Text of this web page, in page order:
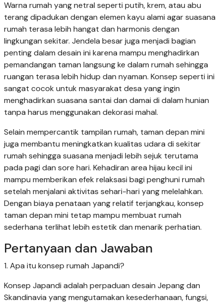
Warna rumah yang netral seperti putih, krem, atau abu
terang dipadukan dengan elemen kayu alami agar suasana
rumah terasa lebih hangat dan harmonis dengan
lingkungan sekitar. Jendela besar juga menjadi bagian
penting dalam desain ini karena mampu menghadirkan
pemandangan taman langsung ke dalam rumah sehingga
ruangan terasa lebih hidup dan nyaman. Konsep seperti ini
sangat cocok untuk masyarakat desa yang ingin
menghadirkan suasana santai dan damai di dalam hunian
tanpa harus menggunakan dekorasi mahal.
Selain mempercantik tampilan rumah, taman depan mini
juga membantu meningkatkan kualitas udara di sekitar
rumah sehingga suasana menjadi lebih sejuk terutama
pada pagi dan sore hari. Kehadiran area hijau kecil ini
mampu memberikan efek relaksasi bagi penghuni rumah
setelah menjalani aktivitas sehari-hari yang melelahkan.
Dengan biaya penataan yang relatif terjangkau, konsep
taman depan mini tetap mampu membuat rumah
sederhana terlihat lebih estetik dan menarik perhatian.
Pertanyaan dan Jawaban
1. Apa itu konsep rumah Japandi?
Konsep Japandi adalah perpaduan desain Jepang dan
Skandinavia yang mengutamakan kesederhanaan, fungsi,